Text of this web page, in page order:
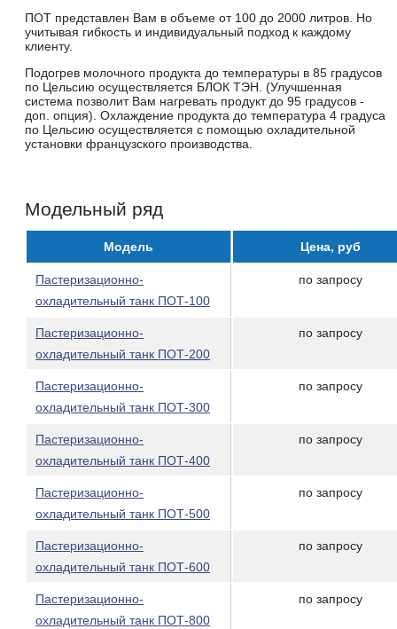
ПОТ представлен Вам в объеме от 100 до 2000 литров. Но
учитывая гибкость и индивидуальный подход к каждому
клиенту.
Подогрев молочного продукта до температуры в 85 градусов
по Цельсию осуществляется БЛОК ТЭН. (Улучшенная
система позволит Вам нагревать продукт до 95 градусов -
доп. опция). Охлаждение продукта до температура 4 градуса
по Цельсию осуществляется с помощью охладительной
установки французского производства.
Модельный ряд
Модель Цена, руб
Пастеризационно-
охладительный танк ПОТ-100
по запросу
Пастеризационно-
охладительный танк ПОТ-200
по запросу
Пастеризационно-
охладительный танк ПОТ-300
по запросу
Пастеризационно-
охладительный танк ПОТ-400
по запросу
Пастеризационно-
охладительный танк ПОТ-500
по запросу
Пастеризационно-
охладительный танк ПОТ-600
по запросу
Пастеризационно-
охладительный танк ПОТ-800
по запросу